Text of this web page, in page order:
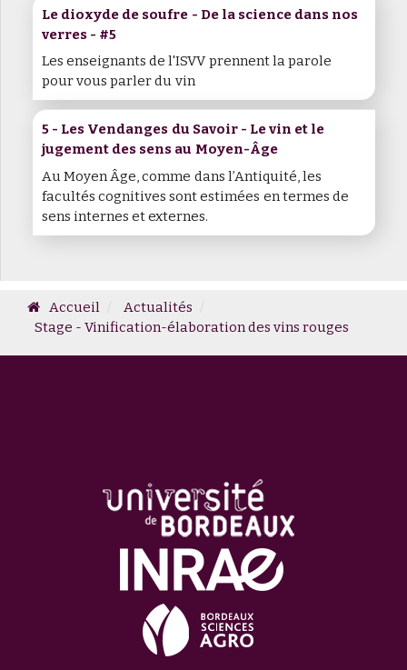
Le dioxyde de soufre - De la science dans nos
verres - #5
Les enseignants de l'ISVV prennent la parole
pour vous parler du vin
5 - Les Vendanges du Savoir - Le vin et le
jugement des sens au Moyen-Âge
Au Moyen Âge, comme dans l’Antiquité, les
facultés cognitives sont estimées en termes de
sens internes et externes.
Accueil
Actualités
Stage - Vinification-élaboration des vins rouges